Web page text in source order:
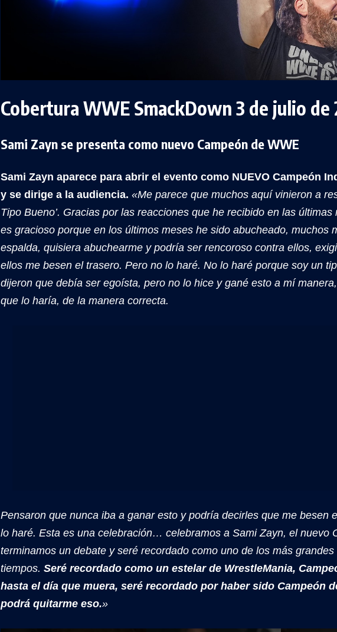
Cobertura WWE SmackDown 3 de julio de
Sami Zayn se presenta como nuevo Campeón de WWE
Sami Zayn aparece para abrir el evento como NUEVO Campeón
y se dirige a la audiencia. «Me parece que muchos aquí vinieron a
Tipo Bueno’. Gracias por las reacciones que he recibido en las
es gracioso porque en los últimos meses he sido abucheado, muchos
espalda, quisiera abuchearme y podría ser rencoroso contra ellos,
ellos me besen el trasero. Pero no lo haré. No lo haré porque soy un
dijeron que debía ser egoísta, pero no lo hice y gané esto a mí
que lo haría, de la manera correcta.
Pensaron que nunca iba a ganar esto y podría decirles que me besen
lo haré. Esta es una celebración… celebramos a Sami Zayn, el nuevo
terminamos un debate y seré recordado como uno de los más
tiempos. Seré recordado como un estelar de WrestleMania,
hasta el día que muera, seré recordado por haber sido Campeón
podrá quitarme eso.»